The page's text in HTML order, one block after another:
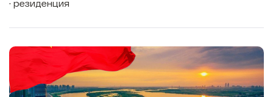
резиденция